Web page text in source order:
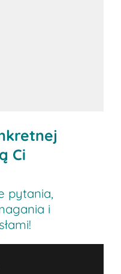
Ci
pytania,
i